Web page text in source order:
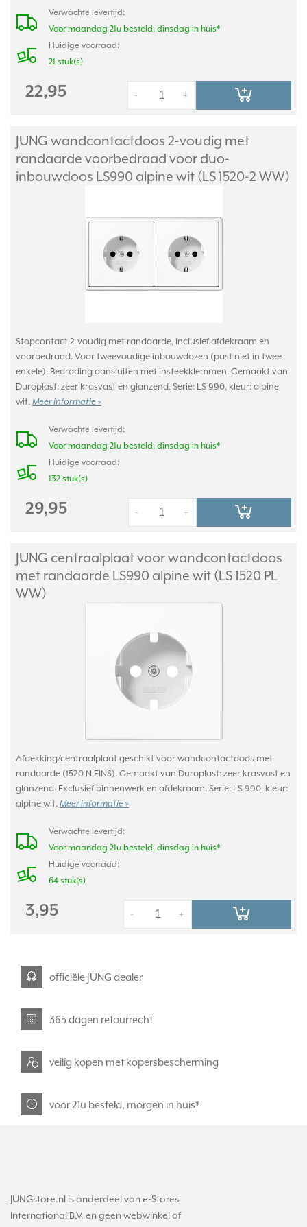
Verwachte levertijd:
Voor maandag 21u besteld, dinsdag in huis*
Huidige voorraad:
21 stuk(s)
22,95 +
-
JUNG wandcontactdoos 2-voudig met
randaarde voorbedraad voor duo-
inbouwdoos LS990 alpine wit (LS 1520-2 WW)
Stopcontact 2-voudig met randaarde, inclusief afdekraam en
voorbedraad. Voor tweevoudige inbouwdozen (past niet in twee
enkele). Bedrading aansluiten met insteekklemmen. Gemaakt van
Duroplast: zeer krasvast en glanzend. Serie: LS 990, kleur: alpine
wit. Meer informatie »
Verwachte levertijd:
Voor maandag 21u besteld, dinsdag in huis*
Huidige voorraad:
132 stuk(s)
29,95 +
-
JUNG centraalplaat voor wandcontactdoos
met randaarde LS990 alpine wit (LS 1520 PL
WW)
Afdekking/centraalplaat geschikt voor wandcontactdoos met
randaarde (1520 N EINS). Gemaakt van Duroplast: zeer krasvast en
glanzend. Exclusief binnenwerk en afdekraam. Serie: LS 990, kleur:
alpine wit. Meer informatie »
Verwachte levertijd:
Voor maandag 21u besteld, dinsdag in huis*
Huidige voorraad:
64 stuk(s)
3,95 +
-
officiële JUNG dealer
365 dagen retourrecht
veilig kopen met kopersbescherming
voor 21u besteld, morgen in huis*
JUNGstore.nl is onderdeel van e-Stores
International B.V. en geen webwinkel of